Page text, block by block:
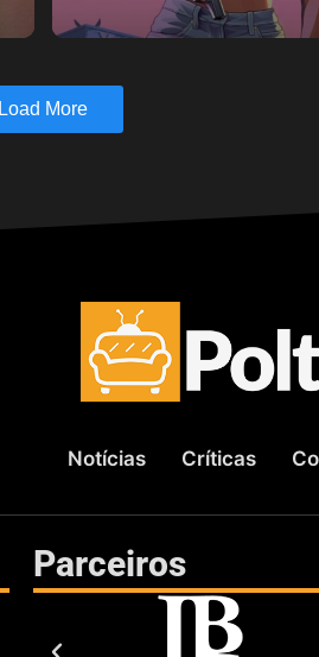
Load More
Notícias Críticas
Parceiros